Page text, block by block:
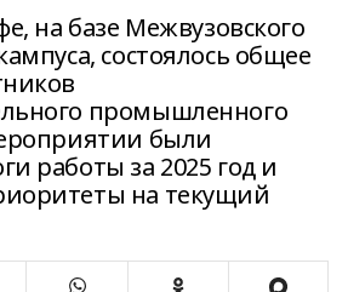
на базе Межвузовского
состоялось общее
промышленного
были
работы за 2025 год и
на текущий